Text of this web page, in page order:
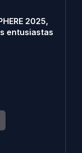
2025,
entusiastas